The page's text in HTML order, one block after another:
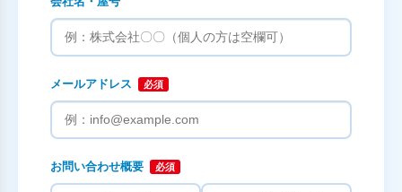
メールアドレス 必須
お問い合わせ概要 必須